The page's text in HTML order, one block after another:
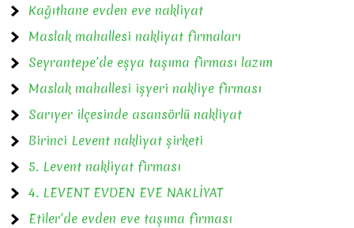
Kağıthane evden eve nakliyat
Maslak mahallesi nakliyat firmaları
Seyrantepe’de eşya taşıma firması lazım
Maslak mahallesi işyeri nakliye firması
Sarıyer ilçesinde asansörlü nakliyat
Birinci Levent nakliyat şirketi
5. Levent nakliyat firması
4. LEVENT EVDEN EVE NAKLİYAT
Etiler’de evden eve taşıma firması